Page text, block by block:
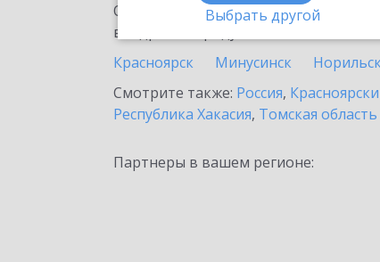
Выбрать другой
Ознакомьтесь с информационными
внедрение продукта.
Красноярск
Минусинск Норильск
Смотрите также: Россия,
Республика Хакасия, Томская область
Партнеры в вашем регионе: